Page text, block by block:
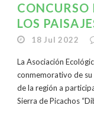
LOS
18 Jul 2022
La Asociación
conmemorativo de su
de la región a
Sierra de Picachos